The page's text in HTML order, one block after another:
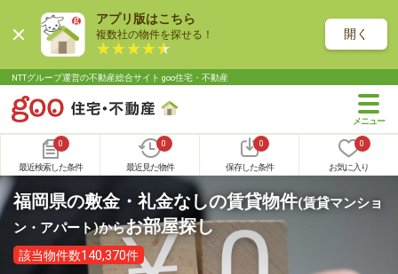
アプリ版はこちら
複数社の物件を探せる！ 開く
NTTグループ運営の不動産総合サイト goo住宅・不動産
0
最近検索した条件
0
最近見た物件
0
保存した条件
0
お気に入り
福岡県の敷金・礼金なしの賃貸物件(賃貸マンショ
ン・アパート)からお部屋探し
該当物件数140,370件